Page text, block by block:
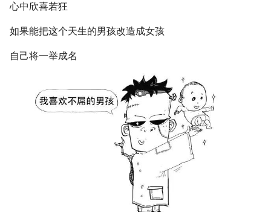
心中欣喜若狂
如果能把这个天生的男孩改造成女孩
自己将一举成名